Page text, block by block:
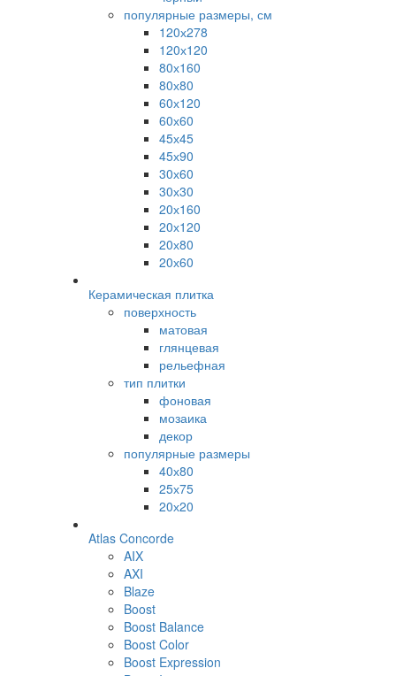
популярные размеры, см
120х278
120х120
80х160
80х80
60х120
60х60
45х45
45х90
30х60
30х30
20х160
20х120
20х80
20х60
Керамическая плитка
поверхность
матовая
глянцевая
рельефная
тип плитки
фоновая
мозаика
декор
популярные размеры
40х80
25х75
20х20
Atlas Concorde
AIX
AXI
Blaze
Boost
Boost Balance
Boost Color
Boost Expression